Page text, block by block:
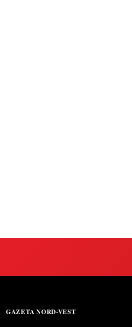
GAZETA NORD-VEST